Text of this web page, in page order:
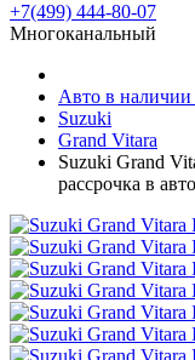
+7(499) 444-80-07
Многоканальный
Авто в
Suzuki
Grand Vitara
Suzuki Grand
рассрочка в